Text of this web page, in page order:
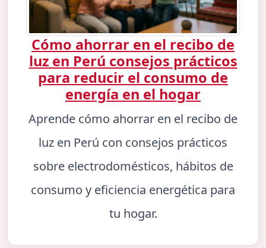
Cómo ahorrar en el recibo de
luz en Perú consejos prácticos
para reducir el consumo de
energía en el hogar
Aprende cómo ahorrar en el recibo de
luz en Perú con consejos prácticos
sobre electrodomésticos, hábitos de
consumo y eficiencia energética para
tu hogar.